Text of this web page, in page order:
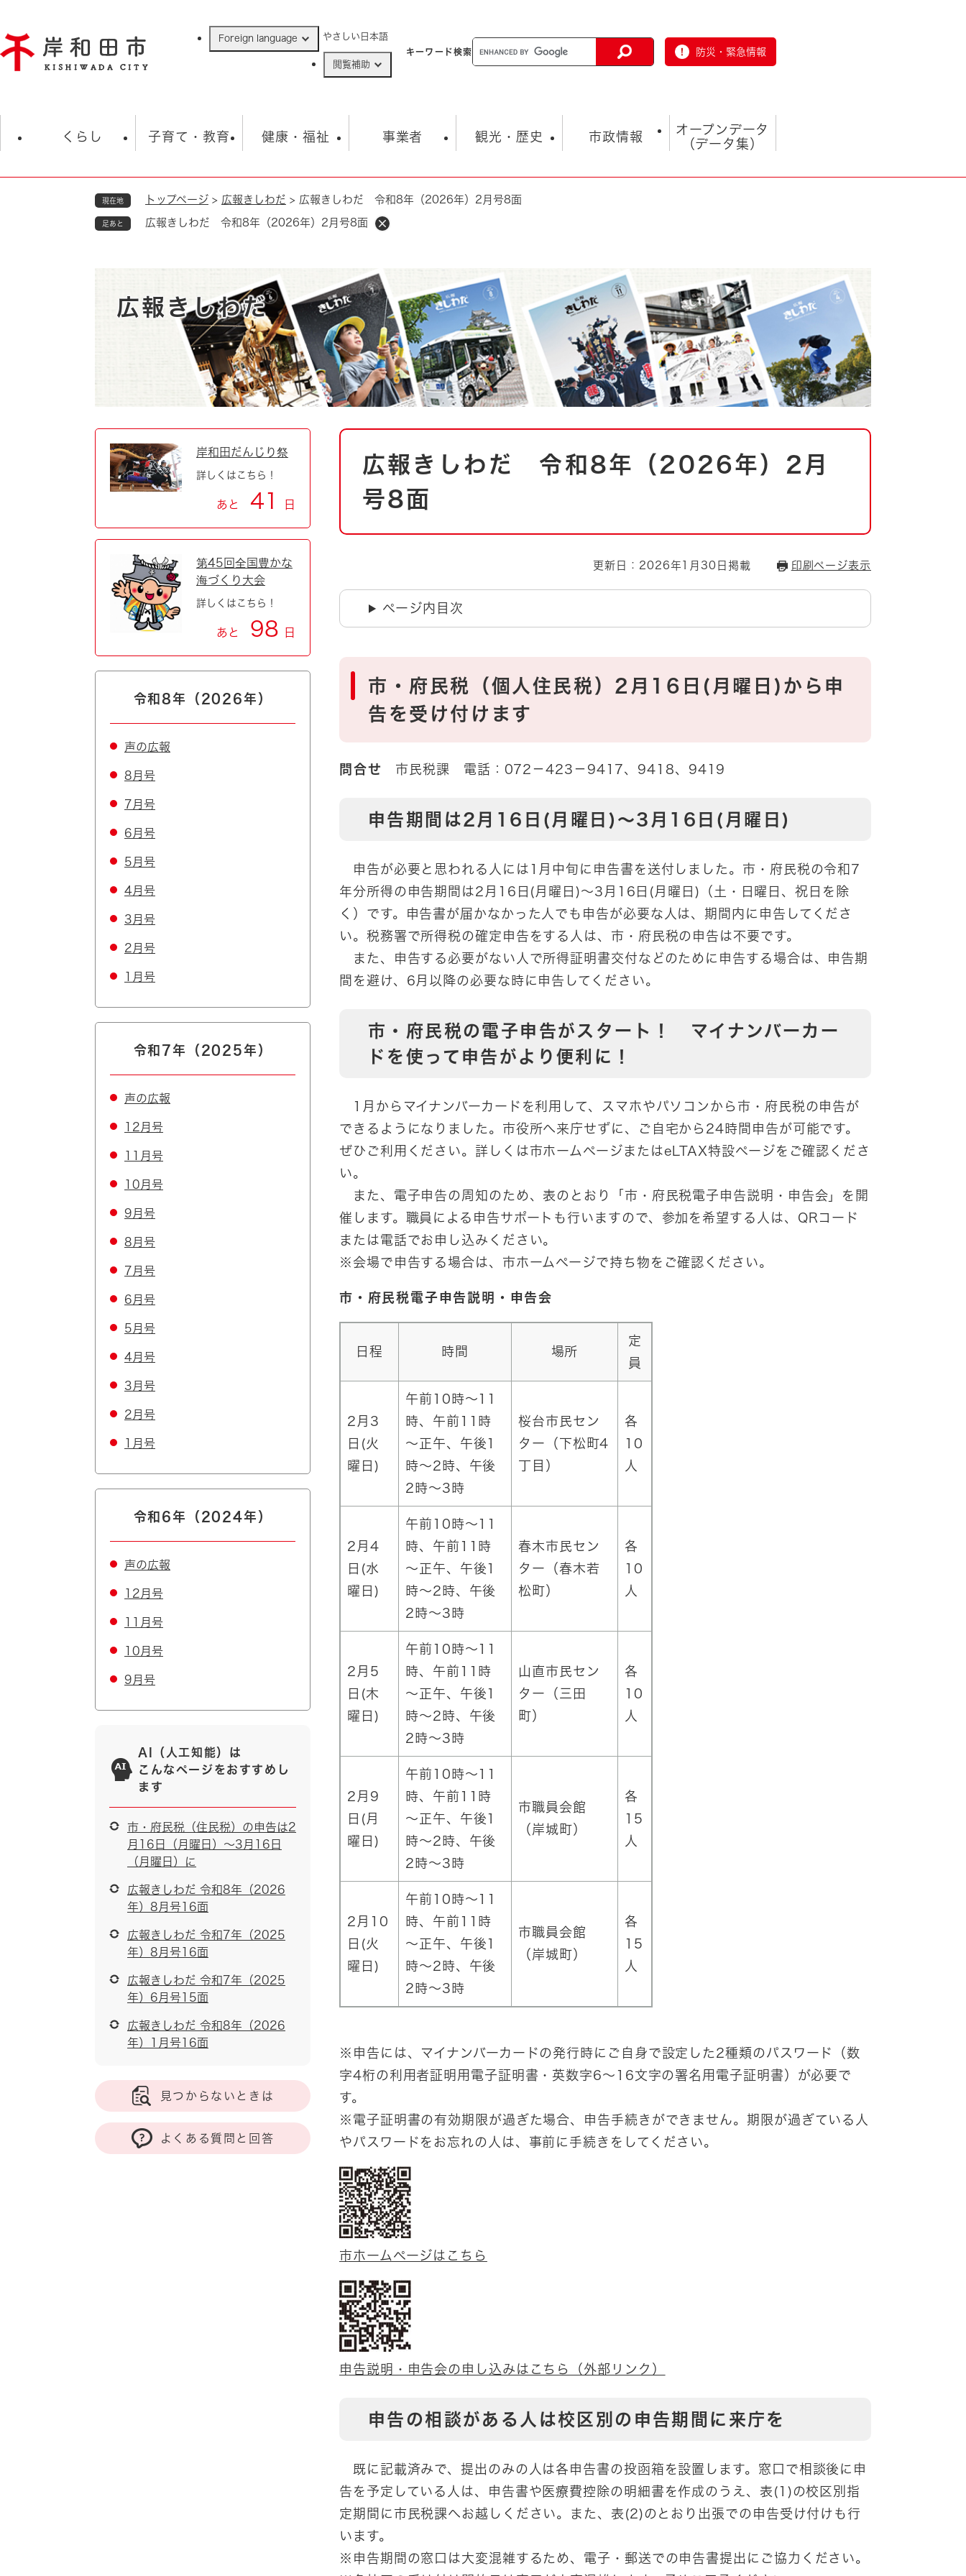
ジ
の
Foreign language やさしい日本語
閲覧補助
キーワード検索 防災・緊急情報
くらし
住民票・戸籍
救急・消防
防災・防犯 上水道・下水道
住宅
おくやみ
地域コミュニティ・ボラン
道路・河川・交通 まちづくり
国際交流
子育て・教育
学校 子育て
健康・福祉
福祉・健康・生活 生涯学習・スポーツ
事業者
入札・契約情報
とじる
観光・歴史
観光 観光スポット
とじる
市政情報
市の概要 総合計画
市政
市役所・施設の案内
とじる
オープンデータ
（データ集）
オープンデータ
現在地 トップページ > 広報きしわだ > 広報きしわだ 令和8年（2026年）2月号8面
足あと 広報きしわだ 令和8年（2026年）2月号8面
広報きしわだ
本
広報きしわだ 令和8年（2026年）2月
号8面
更新日：2026年1月30日掲載 印刷ページ表示
ページ内目次
​市・府民税（個人住民税）2月16日(月曜日)から申
告を受け付けます
問合せ 市民税課 電話：072－423－9417、9418、9419
​申告期間は2月16日(月曜日)～3月16日(月曜日)
申告が必要と思われる人には1月中旬に申告書を送付しました。市・府民税の令和7
年分所得の申告期間は2月16日(月曜日)～3月16日(月曜日)（土・日曜日、祝日を除
く）です。申告書が届かなかった人でも申告が必要な人は、期間内に申告してくださ
い。税務署で所得税の確定申告をする人は、市・府民税の申告は不要です。
また、申告する必要がない人で所得証明書交付などのために申告する場合は、申告期
間を避け、6月以降の必要な時に申告してください。
市・府民税の電子申告がスタート！ マイナンバーカー
ドを使って申告がより便利に！
1月からマイナンバーカードを利用して、スマホやパソコンから市・府民税の申告が
できるようになりました。市役所へ来庁せずに、ご自宅から24時間申告が可能です。
ぜひご利用ください。詳しくは市ホームページまたはeLTAX特設ページをご確認くださ
い。
また、電子申告の周知のため、表のとおり「市・府民税電子申告説明・申告会」を開
催します。職員による申告サポートも行いますので、参加を希望する人は、QRコード
または電話でお申し込みください。
※会場で申告する場合は、市ホームページで持ち物をご確認ください。
市・府民税電子申告説明・申告会
日程 時間 場所
定
員
2月3
日(火
曜日)
午前10時～11
時、午前11時
～正午、午後1
時～2時、午後
2時～3時
桜台市民セン
ター（下松町4
丁目）
各
10
人
2月4
日(水
曜日)
午前10時～11
時、午前11時
～正午、午後1
時～2時、午後
2時～3時
春木市民セン
ター（春木若
松町）
各
10
人
2月5
日(木
曜日)
午前10時～11
時、午前11時
～正午、午後1
時～2時、午後
2時～3時
山直市民セン
ター（三田
町）
各
10
人
2月9
日(月
曜日)
午前10時～11
時、午前11時
～正午、午後1
時～2時、午後
2時～3時
市職員会館
（岸城町）
各
15
人
2月10
日(火
曜日)
午前10時～11
時、午前11時
～正午、午後1
時～2時、午後
2時～3時
市職員会館
（岸城町）
各
15
人
※申告には、マイナンバーカードの発行時にご自身で設定した2種類のパスワード（数
字4桁の利用者証明用電子証明書・英数字6～16文字の署名用電子証明書）が必要で
す。
※電子証明書の有効期限が過ぎた場合、申告手続きができません。期限が過ぎている人
やパスワードをお忘れの人は、事前に手続きをしてください。
市ホームページはこちら
申告説明・申告会の申し込みはこちら（外部リンク）
申告の相談がある人は校区別の申告期間に来庁を
既に記載済みで、提出のみの人は各申告書の投函箱を設置します。窓口で相談後に申
告を予定している人は、申告書や医療費控除の明細書を作成のうえ、表(1)の校区別指
定期間に市民税課へお越しください。また、表(2)のとおり出張での申告受け付けも行
います。
※申告期間の窓口は大変混雑するため、電子・郵送での申告書提出にご協力ください。
岸和田だんじり祭
詳しくはこちら！
あと 41 日
第45回全国豊かな
海づくり大会
詳しくはこちら！
あと 98 日
令和8年（2026年）
声の広報
8月号
7月号
6月号
5月号
4月号
3月号
2月号
1月号
令和7年（2025年）
声の広報
12月号
11月号
10月号
9月号
8月号
7月号
6月号
5月号
4月号
3月号
2月号
1月号
令和6年（2024年）
声の広報
12月号
11月号
10月号
9月号
AI（人工知能）は
こんなページをおすすめし
ます
市・府民税（住民税）の申告は2
月16日（月曜日）～3月16日
（月曜日）に
広報きしわだ 令和8年（2026
年）8月号16面
広報きしわだ 令和7年（2025
年）8月号16面
広報きしわだ 令和7年（2025
年）6月号15面
広報きしわだ 令和8年（2026
年）1月号16面
見つからないときは
よくある質問と回答